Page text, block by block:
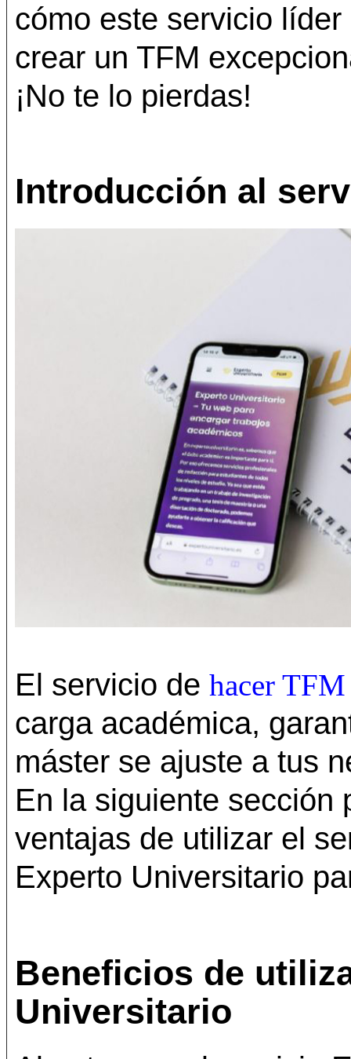
cómo este servicio
crear un TFM
¡No te lo pierdas!
Introducción al
El servicio de hacer TFM
carga académica,
máster se ajuste a tus
En la siguiente sección
ventajas de utilizar el
Experto Universitario
Beneficios de
Universitario